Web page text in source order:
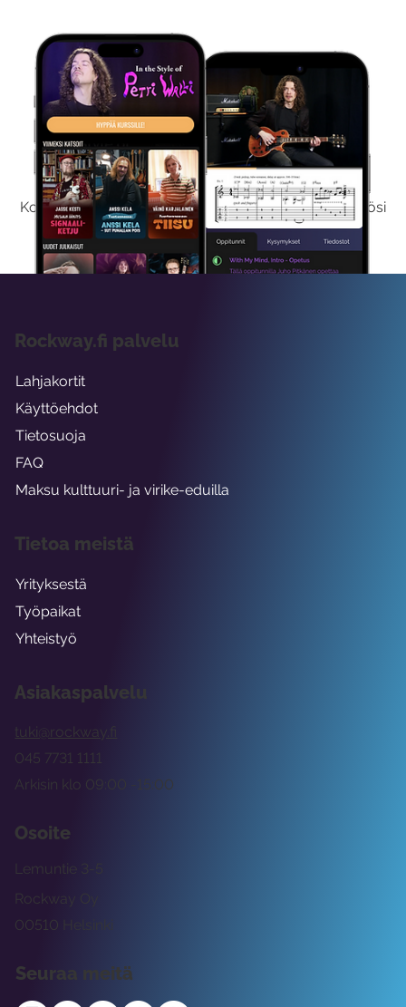
Kokeile Ilmaiseksi
Kokeilemalla ilmaiseksi saat koko sisältömme käyttöösi
viikon ajaksi.
Asiakaspalvelu
tuki@rockway.fi
Arkisin klo 09:00 -15:00
045 7731 1111
Osoite
Rockway Oy
Lemuntie 3-5
00510 Helsinki
Seuraa meitä
Rockway.fi palvelu
Lahjakortit
Käyttöehdot
Tietosuoja
FAQ
Maksu kulttuuri- ja virike-eduilla
Tietoa meistä
Yrityksestä
Työpaikat
Yhteistyö